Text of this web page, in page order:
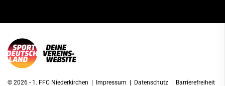
© 2026 - 1. FFC Niederkirchen | Impressum Datenschutz Barrierefreiheit